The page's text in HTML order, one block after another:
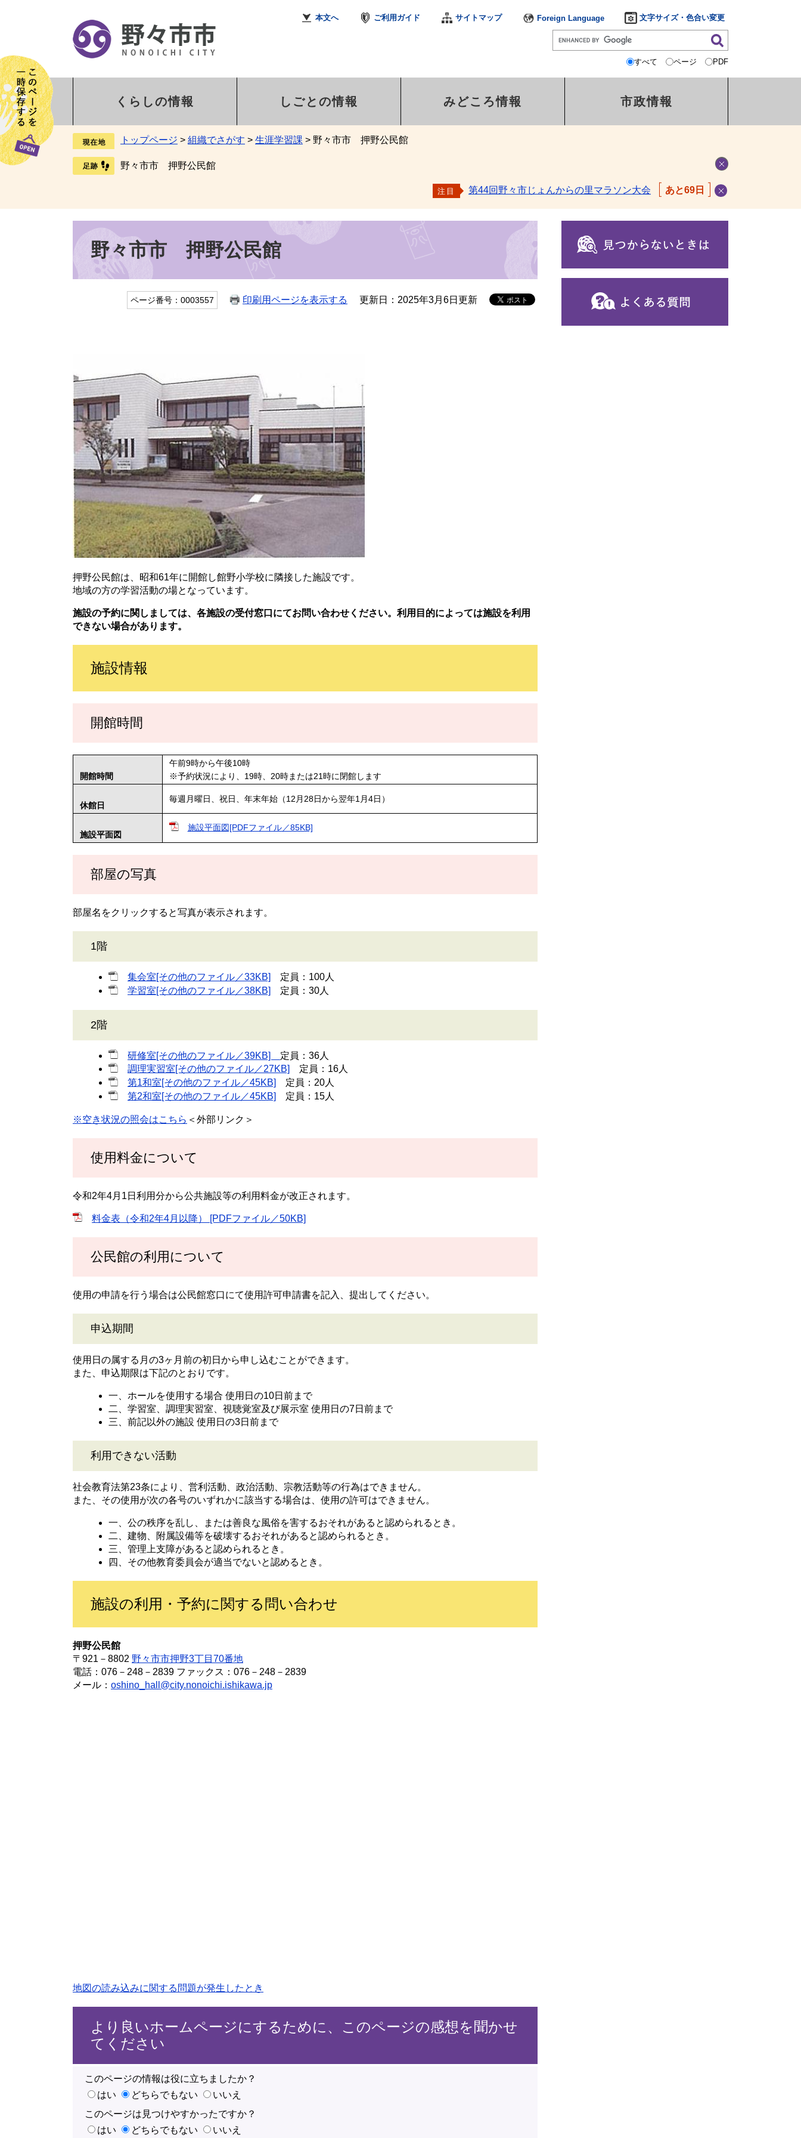
本文へ ご利用ガイド サイトマップ Foreign Language 文字サイズ・色合い変更
すべて ページ PDF
くらしの情報 しごとの情報 みどころ情報 市政情報
トップページ > 組織でさがす > 生涯学習課 > 野々市市 押野公民館
野々市市 押野公民館
注目 第44回野々市じょんからの里マラソン大会 あと69日
野々市市 押野公民館
ページ番号：0003557 印刷用ページを表示する 更新日：2025年3月6日更新
押野公民館は、昭和61年に開館し館野小学校に隣接した施設です。
地域の方の学習活動の場となっています。
施設の予約に関しましては、各施設の受付窓口にてお問い合わせください。利用目的によっては施設を利用
できない場合があります。
施設情報
開館時間
開館時間
午前9時から午後10時
※予約状況により、19時、20時または21時に閉館します
休館日
毎週月曜日、祝日、年末年始（12月28日から翌年1月4日）
施設平面図
施設平面図[PDFファイル／85KB]
部屋の写真
部屋名をクリックすると写真が表示されます。
1階
集会室[その他のファイル／33KB]
定員：100人
学習室[その他のファイル／38KB]
定員：30人
2階
研修室[その他のファイル／39KB] 定員：36人
調理実習室[その他のファイル／27KB]
定員：16人
第1和室[その他のファイル／45KB]
定員：20人
第2和室[その他のファイル／45KB]
定員：15人
※空き状況の照会はこちら ＜外部リンク＞
使用料金について
令和2年4月1日利用分から公共施設等の利用料金が改正されます。
料金表（令和2年4月以降） [PDFファイル／50KB]
公民館の利用について
使用の申請を行う場合は公民館窓口にて使用許可申請書を記入、提出してください。
申込期間
使用日の属する月の3ヶ月前の初日から申し込むことができます。
また、申込期限は下記のとおりです。
一、ホールを使用する場合 使用日の10日前まで
二、学習室、調理実習室、視聴覚室及び展示室 使用日の7日前まで
三、前記以外の施設 使用日の3日前まで
利用できない活動
社会教育法第23条により、営利活動、政治活動、宗教活動等の行為はできません。
また、その使用が次の各号のいずれかに該当する場合は、使用の許可はできません。
一、公の秩序を乱し、または善良な風俗を害するおそれがあると認められるとき。
二、建物、附属設備等を破壊するおそれがあると認められるとき。
三、管理上支障があると認められるとき。
四、その他教育委員会が適当でないと認めるとき。
施設の利用・予約に関する問い合わせ
押野公民館
〒921－8802 野々市市押野3丁目70番地
電話：076－248－2839 ファックス：076－248－2839
メール： oshino_hall@city.nonoichi.ishikawa.jp
地図の読み込みに関する問題が発生したとき
より良いホームページにするために、このページの感想を聞かせ
てください
このページの情報は役に立ちましたか？
はい
どちらでもない
いいえ
このページは見つけやすかったですか？
はい
どちらでもない いいえ